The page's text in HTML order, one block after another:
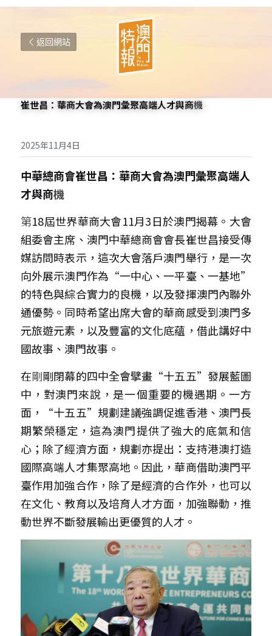
返回網站
崔世昌：華商大會為澳門彙聚高端人才與商機
2025年11月4日
中華總商會崔世昌：華商大會為澳門彙聚高端人
才與商機
第18屆世界華商大會11月3日於澳門揭幕。大會
組委會主席、澳門中華總商會會長崔世昌接受傳
媒訪問時表示，這次大會落戶澳門舉行，是一次
向外展示澳門作為“一中心、一平臺、一基地”
的特色與綜合實力的良機，以及發揮澳門內聯外
通優勢。同時希望出席大會的華商感受到澳門多
元旅遊元素，以及豐富的文化底蘊，借此講好中
國故事、澳門故事。
在剛剛閉幕的四中全會擘畫“十五五”發展藍圖
中，對澳門來說，是一個重要的機遇期。一方
面，“十五五”規劃建議強調促進香港、澳門長
期繁榮穩定，這為澳門提供了強大的底氣和信
心；除了經濟方面，規劃亦提出：支持港澳打造
國際高端人才集聚高地。因此，華商借助澳門平
臺作用加強合作，除了是經濟的合作外，也可以
在文化、教育以及培育人才方面，加強聯動，推
動世界不斷發展輸出更優質的人才。